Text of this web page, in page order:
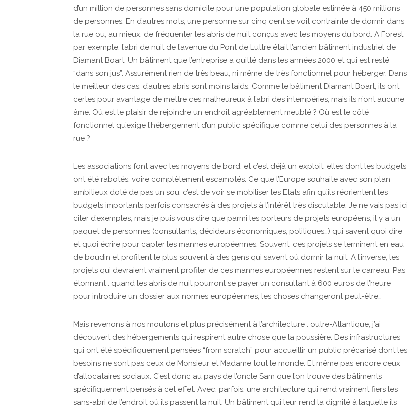
d’un million de personnes sans domicile pour une population globale estimée à 450 millions
de personnes. En d’autres mots, une personne sur cinq cent se voit contrainte de dormir dans
la rue ou, au mieux, de fréquenter les abris de nuit conçus avec les moyens du bord. A Forest
par exemple, l’abri de nuit de l’avenue du Pont de Luttre était l’ancien bâtiment industriel de
Diamant Boart. Un bâtiment que l’entreprise a quitté dans les années 2000 et qui est resté
“dans son jus”. Assurément rien de très beau, ni même de très fonctionnel pour héberger. Dans
le meilleur des cas, d’autres abris sont moins laids. Comme le bâtiment Diamant Boart, ils ont
certes pour avantage de mettre ces malheureux à l’abri des intempéries, mais ils n’ont aucune
âme. Où est le plaisir de rejoindre un endroit agréablement meublé ? Où est le côté
fonctionnel qu’exige l’hébergement d’un public spécifique comme celui des personnes à la
rue ?
Les associations font avec les moyens de bord, et c’est déjà un exploit, elles dont les budgets
ont été rabotés, voire complètement escamotés. Ce que l’Europe souhaite avec son plan
ambitieux doté de pas un sou, c’est de voir se mobiliser les Etats afin qu’ils réorientent les
budgets importants parfois consacrés à des projets à l’intérêt très discutable. Je ne vais pas ici
citer d’exemples, mais je puis vous dire que parmi les porteurs de projets européens, il y a un
paquet de personnes (consultants, décideurs économiques, politiques…) qui savent quoi dire
et quoi écrire pour capter les mannes européennes. Souvent, ces projets se terminent en eau
de boudin et profitent le plus souvent à des gens qui savent où dormir la nuit. A l’inverse, les
projets qui devraient vraiment profiter de ces mannes européennes restent sur le carreau. Pas
étonnant : quand les abris de nuit pourront se payer un consultant à 600 euros de l’heure
pour introduire un dossier aux normes européennes, les choses changeront peut-être…
Mais revenons à nos moutons et plus précisément à l’architecture : outre-Atlantique, j’ai
découvert des hébergements qui respirent autre chose que la poussière. Des infrastructures
qui ont été spécifiquement pensées “from scratch” pour accueillir un public précarisé dont les
besoins ne sont pas ceux de Monsieur et Madame tout le monde. Et même pas encore ceux
d’allocataires sociaux. C’est donc au pays de l’oncle Sam que l’on trouve des bâtiments
spécifiquement pensés à cet effet. Avec, parfois, une architecture qui rend vraiment fiers les
sans-abri de l’endroit où ils passent la nuit. Un bâtiment qui leur rend la dignité à laquelle ils